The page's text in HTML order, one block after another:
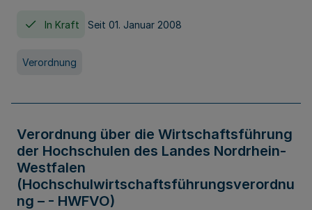
In Kraft Seit 01. Januar 2008
Verordnung
Verordnung über die Wirtschaftsführung
der Hochschulen des Landes Nordrhein-
Westfalen
(Hochschulwirtschaftsführungsverordnu
ng – - HWFVO)